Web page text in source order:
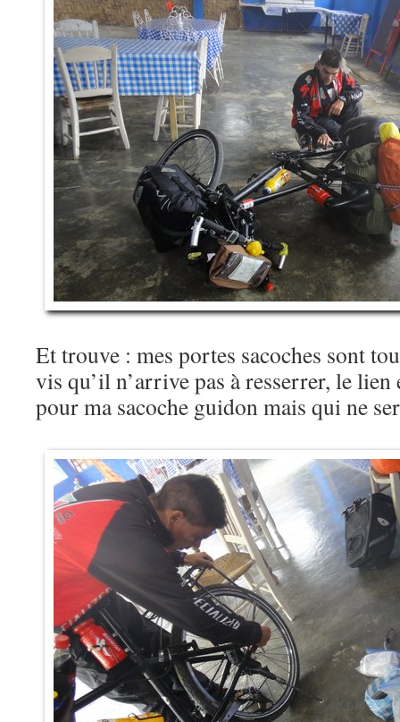
Et trouve : mes portes sacoches sont
vis qu’il n’arrive pas à resserrer, le
pour ma sacoche guidon mais qui ne